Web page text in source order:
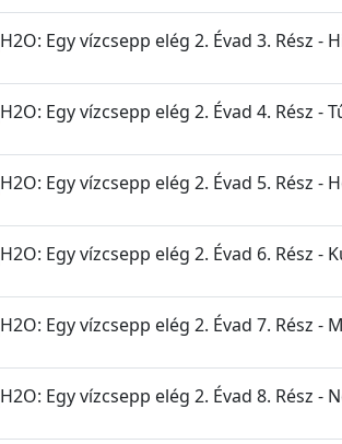
H2O: Egy vízcsepp elég 2. Évad 3. Rész -
H2O: Egy vízcsepp elég 2. Évad 4. Rész -
H2O: Egy vízcsepp elég 2. Évad 5. Rész -
H2O: Egy vízcsepp elég 2. Évad 6. Rész -
H2O: Egy vízcsepp elég 2. Évad 7. Rész -
H2O: Egy vízcsepp elég 2. Évad 8. Rész -